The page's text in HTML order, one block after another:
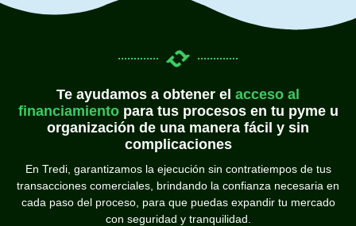
Te ayudamos a obtener el acceso al
financiamientopara tus procesos en tu pyme u
organización de una manera fácil y sin
complicaciones
En Tredi, garantizamos la ejecución sin contratiempos de tus
transacciones comerciales, brindando la confianza necesaria en
cada paso del proceso, para que puedas expandir tu mercado
con seguridad y tranquilidad.